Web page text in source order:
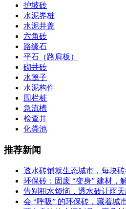
护坡砖
水泥界桩
水泥井盖
六角砖
路缘石
平石（路肩板）
砌井砖
水篦子
水泥构件
围栏桩
急流槽
检查井
化粪池
推荐新闻
透水砖铺就生态城市，每块
环保砖：固废 “变身” 建材，
告别积水烦恼，透水砖让雨
会 “呼吸” 的环保砖，藏着城